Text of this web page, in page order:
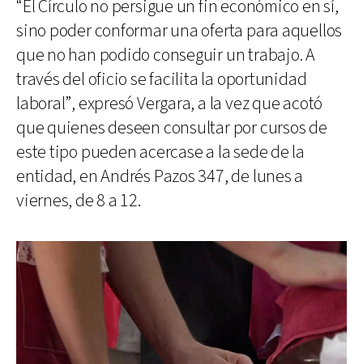
“El Círculo no persigue un fin económico en sí,
sino poder conformar una oferta para aquellos
que no han podido conseguir un trabajo. A
través del oficio se facilita la oportunidad
laboral”, expresó Vergara, a la vez que acotó
que quienes deseen consultar por cursos de
este tipo pueden acercase a la sede de la
entidad, en Andrés Pazos 347, de lunes a
viernes, de 8 a 12.